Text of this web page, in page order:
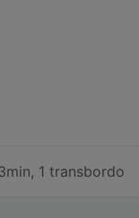
, 1 transbordo